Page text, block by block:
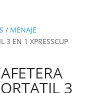
/ MENAJE
3 EN 1 XPRESSCUP
3